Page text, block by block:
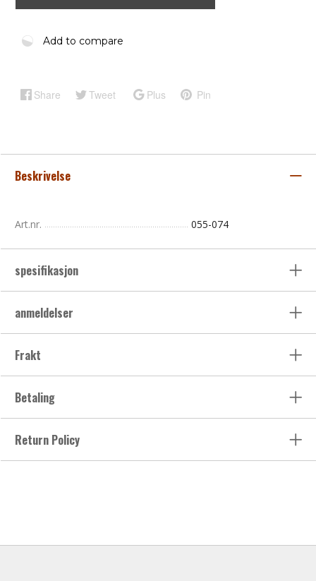
Add to compare
Share Tweet Plus Pin
Beskrivelse
Art.nr. 055-074
spesifikasjon
anmeldelser
Frakt
Betaling
Return Policy